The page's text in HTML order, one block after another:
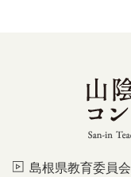
島根県教育委員会